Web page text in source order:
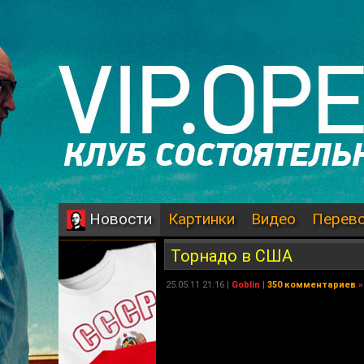
Новости Картинки Видео
Торнадо в США
25.05.11 21:16 | Goblin | 350 комментариев »